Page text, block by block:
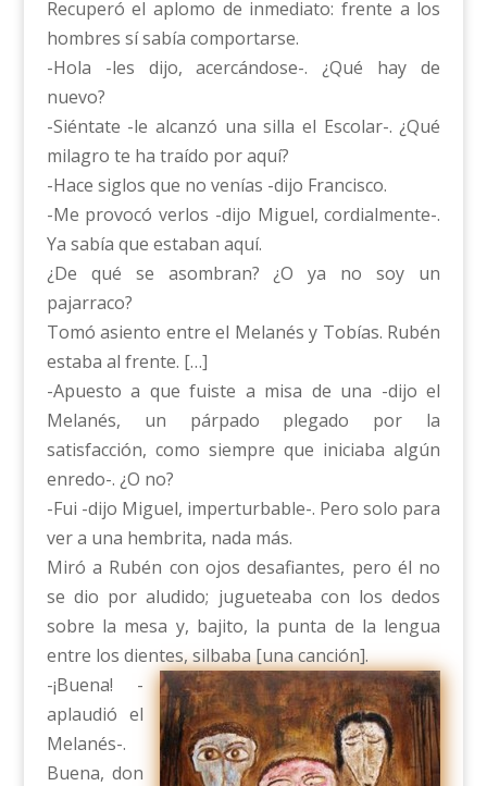
Recuperó el aplomo de inmediato: frente a los
hombres sí sabía comportarse.
-Hola -les dijo, acercándose-. ¿Qué hay de
nuevo?
-Siéntate -le alcanzó una silla el Escolar-. ¿Qué
milagro te ha traído por aquí?
-Hace siglos que no venías -dijo Francisco.
-Me provocó verlos -dijo Miguel, cordialmente-.
Ya sabía que estaban aquí.
¿De qué se asombran? ¿O ya no soy un
pajarraco?
Tomó asiento entre el Melanés y Tobías. Rubén
estaba al frente. […]
-Apuesto a que fuiste a misa de una -dijo el
Melanés, un párpado plegado por la
satisfacción, como siempre que iniciaba algún
enredo-. ¿O no?
-Fui -dijo Miguel, imperturbable-. Pero solo para
ver a una hembrita, nada más.
Miró a Rubén con ojos desafiantes, pero él no
se dio por aludido; jugueteaba con los dedos
sobre la mesa y, bajito, la punta de la lengua
entre los dientes, silbaba [una canción].
-¡Buena! -
aplaudió el
Melanés-.
Buena, don